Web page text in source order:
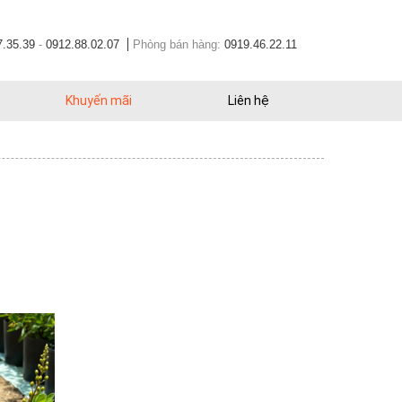
- 0912.88.02.07 Phòng bán hàng: 0919.46.22.11
Khuyến mãi Liên hệ